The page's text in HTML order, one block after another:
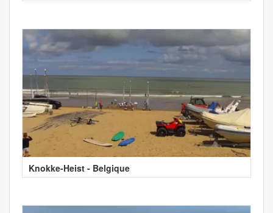
Knokke-Heist - Belgique